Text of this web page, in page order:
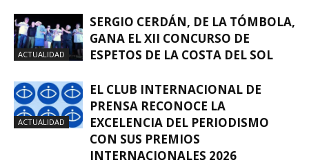
ACTUALIDAD
SERGIO CERDÁN, DE LA TÓMBOLA,
GANA EL XII CONCURSO DE
ESPETOS DE LA COSTA DEL SOL
ACTUALIDAD
EL CLUB INTERNACIONAL DE
PRENSA RECONOCE LA
EXCELENCIA DEL PERIODISMO
CON SUS PREMIOS
INTERNACIONALES 2026